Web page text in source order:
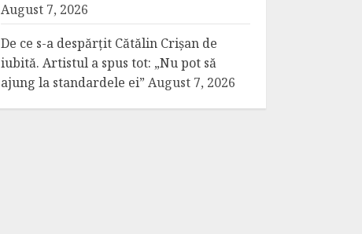
August 7, 2026
De ce s-a despărțit Cătălin Crișan de
iubită. Artistul a spus tot: „Nu pot să
ajung la standardele ei” August 7, 2026